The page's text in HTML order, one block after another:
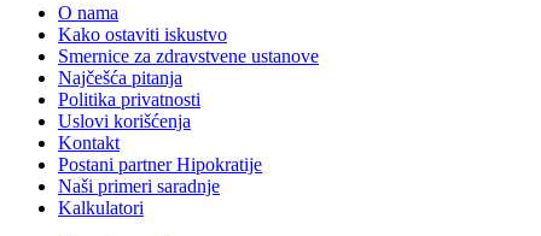
O nama
Kako ostaviti iskustvo
Smernice za zdravstvene ustanove
Najčešća pitanja
Politika privatnosti
Uslovi korišćenja
Kontakt
Postani partner Hipokratije
Naši primeri saradnje
Kalkulatori